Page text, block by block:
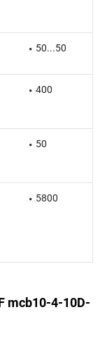
50...50
400
50
5800
mcb10-4-10D-